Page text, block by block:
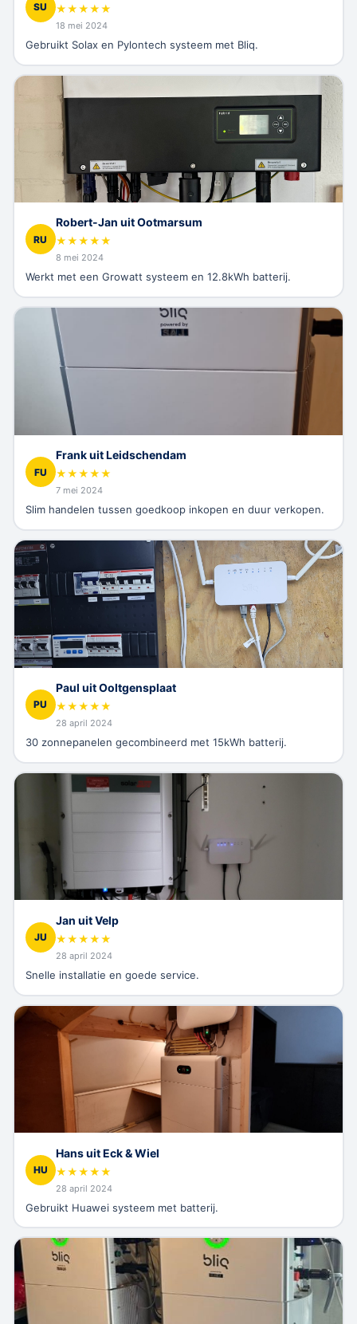
SU ★★★★★
18 mei 2024
Gebruikt Solax en Pylontech systeem met Bliq.
RU
Robert-Jan uit Ootmarsum
★★★★★
8 mei 2024
Werkt met een Growatt systeem en 12.8kWh batterij.
FU
Frank uit Leidschendam
★★★★★
7 mei 2024
Slim handelen tussen goedkoop inkopen en duur verkopen.
PU
Paul uit Ooltgensplaat
★★★★★
28 april 2024
30 zonnepanelen gecombineerd met 15kWh batterij.
JU
Jan uit Velp
★★★★★
28 april 2024
Snelle installatie en goede service.
HU
Hans uit Eck & Wiel
★★★★★
28 april 2024
Gebruikt Huawei systeem met batterij.